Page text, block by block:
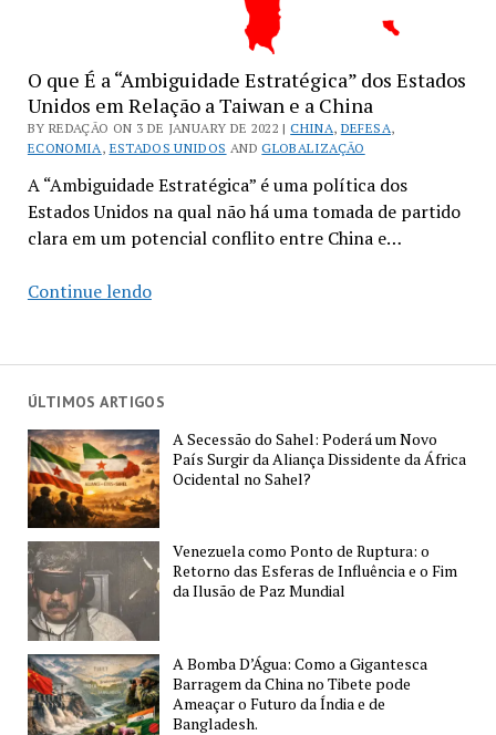
O que É a “Ambiguidade Estratégica” dos Estados
Unidos em Relação a Taiwan e a China
BY REDAÇÃO ON 3 DE JANUARY DE 2022 |CHINA, DEFESA,
ECONOMIA , ESTADOS UNIDOS ANDGLOBALIZAÇÃO
A “Ambiguidade Estratégica” é uma política dos
Estados Unidos na qual não há uma tomada de partido
clara em um potencial conflito entre China e…
Continue lendoO
a
“Ambiguidade
dos
Estados
Unidos
em
Relação
a
Taiwan
e
a
China
ÚLTIMOS ARTIGOS
A Secessão do Sahel: Poderá um Novo
País Surgir da Aliança Dissidente da África
Ocidental no Sahel?
Venezuela como Ponto de Ruptura: o
Retorno das Esferas de Influência e o Fim
da Ilusão de Paz Mundial
A Bomba D’Água: Como a Gigantesca
Barragem da China no Tibete pode
Ameaçar o Futuro da Índia e de
Bangladesh.